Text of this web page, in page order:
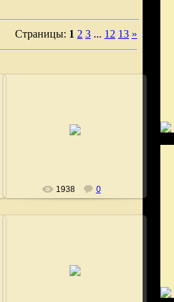
Страницы: 1 2 3 ... 12 13 »
1938 0